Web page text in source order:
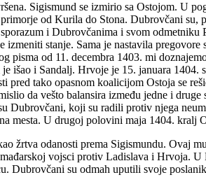
Sigismund se izmirio sa Ostojom. U
od Kurila do Stona. Dubrovčani
i Dubrovčanima i svom
izmeniti stanje. Sama je nastavila
pisma od 11. decembra 1403. mi
išao i Sandalj. Hrvoje je 15. januara
pred tako opasnom koalicijom Ostoja se
da vešto balansira između jedne i
Dubrovčani, koji su radili protiv njega
mesta. U drugoj polovini maja 1404. kralj
žrtva odanosti prema Sigismundu. Ovaj
vojsci protiv Ladislava i Hrvoja.
su odmah uputili svoje